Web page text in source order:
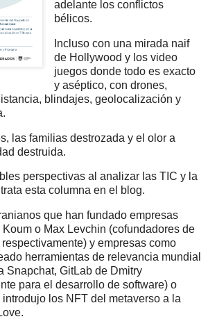
adelante los conflictos
bélicos.
Incluso con una mirada naif
de Hollywood y los video
juegos donde todo es exacto
y aséptico, con drones,
blindajes, geolocalización y
las familias destrozada y el olor a
destruida.
perspectivas al analizar las TIC y la
esta columna en el blog.
que han fundado empresas
o Max Levchin (cofundadores de
y empresas como
herramientas de relevancia mundial
Snapchat, GitLab de Dmitry
para el desarrollo de software) o
los NFT del metaverso a la